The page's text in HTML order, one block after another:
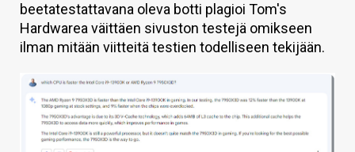
HINTA.FI
KAUPPA
VAIHDA TEEMA
beetatestattavana oleva botti plagioi Tom's
Hardwarea väittäen sivuston testejä omikseen
ilman mitään viitteitä testien todelliseen tekijään.